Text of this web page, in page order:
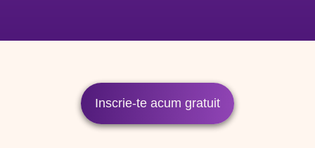
Inscrie-te acum gratuit